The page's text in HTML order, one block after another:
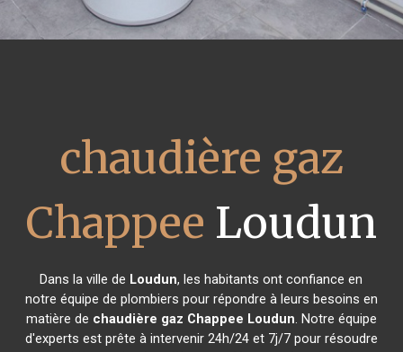
chaudière gaz
Chappee Loudun
Dans la ville de Loudun, les habitants ont confiance en
notre équipe de plombiers pour répondre à leurs besoins en
matière de chaudière gaz Chappee Loudun. Notre équipe
d'experts est prête à intervenir 24h/24 et 7j/7 pour résoudre